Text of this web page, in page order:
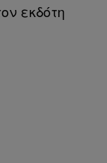
εκδότη